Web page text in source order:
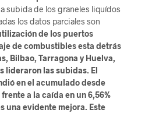
subida de los graneles liquídos
los datos parciales son
de los puertos
de combustibles esta detrás
Bilbao, Tarragona y Huelva,
lideraron las subidas. El
en el acumulado desde
a la caída en un 6,56%
una evidente mejora. Este